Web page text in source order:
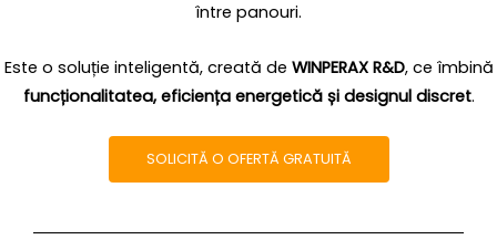
între panouri.
Este o soluție inteligentă, creată de WINPERAX R&D, ce îmbină
funcționalitatea, eficiența energetică și designul discret.
SOLICITĂ O OFERTĂ GRATUITĂ